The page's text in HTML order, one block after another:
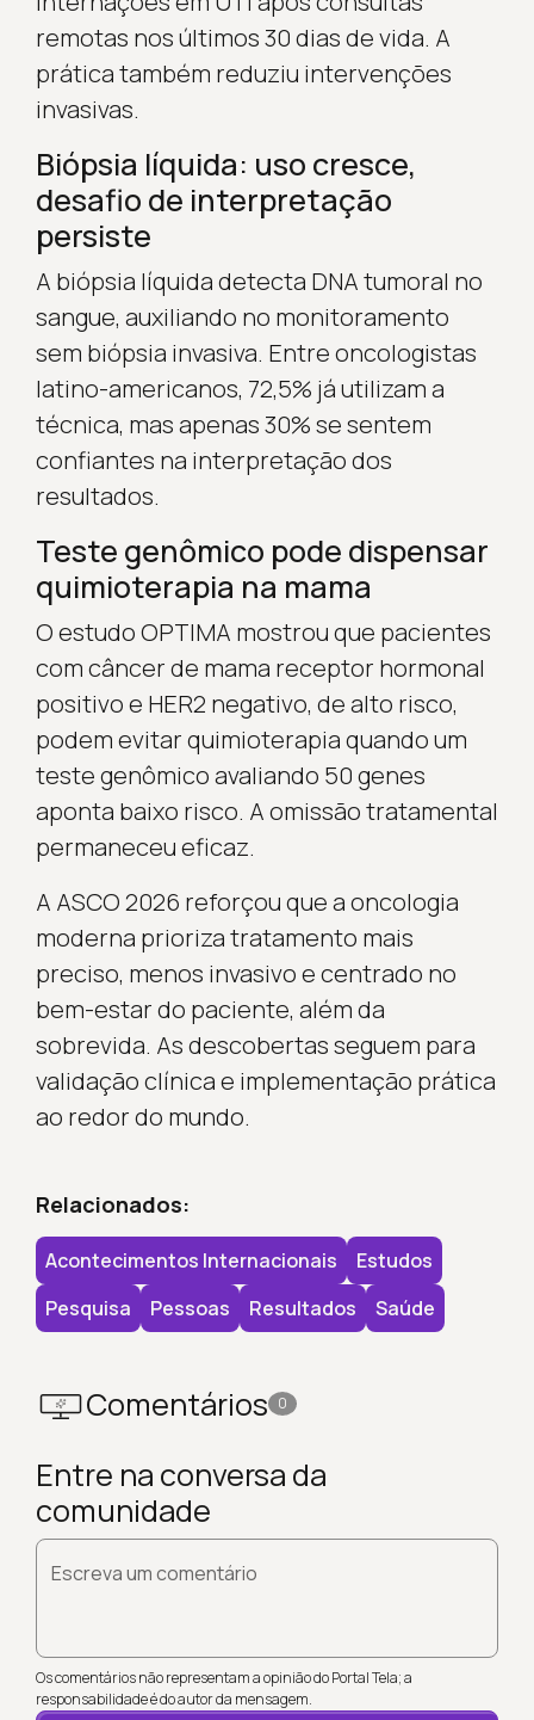
remotas nos últimos 30 dias de vida. A
prática também reduziu intervenções
invasivas.
Biópsia líquida: uso cresce,
desafio de interpretação
persiste
A biópsia líquida detecta DNA tumoral no
sangue, auxiliando no monitoramento
sem biópsia invasiva. Entre oncologistas
latino-americanos, 72,5% já utilizam a
técnica, mas apenas 30% se sentem
confiantes na interpretação dos
resultados.
Teste genômico pode dispensar
quimioterapia na mama
O estudo OPTIMA mostrou que pacientes
com câncer de mama receptor hormonal
positivo e HER2 negativo, de alto risco,
podem evitar quimioterapia quando um
teste genômico avaliando 50 genes
aponta baixo risco. A omissão tratamental
permaneceu eficaz.
A ASCO 2026 reforçou que a oncologia
moderna prioriza tratamento mais
preciso, menos invasivo e centrado no
bem-estar do paciente, além da
sobrevida. As descobertas seguem para
validação clínica e implementação prática
ao redor do mundo.
Relacionados:
Acontecimentos Internacionais
Estudos
Pesquisa
Pessoas Resultados Saúde
Comentários 0
Entre na conversa da
comunidade
Escreva um comentário
Os comentários não representam a opinião do Portal Tela; a
responsabilidade é do autor da mensagem.